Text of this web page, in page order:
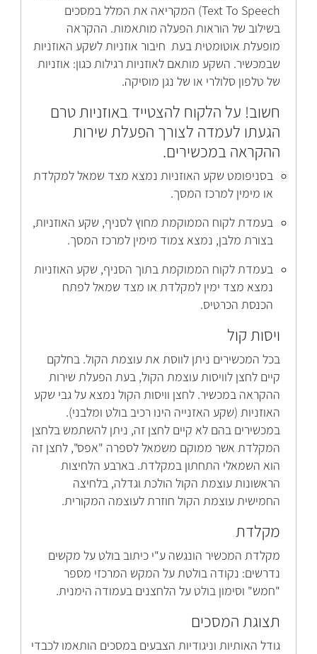
Text To Speech) המקריאה את המלל במסכים
בשילוב של הוראות הפעלה מותאמות. ההקראה
מופעלת אוטומטית בעת חיבור אוזניות לשקע האוזניות
שבמכשיר. השקע מותאם לאוזניות רגילות כגון: אוזניות
של טלפון סלולרי או של נגן מוסיקה.
חשוב! על הלקוח להצטייד באוזניות טרם
הגעתו לעמדה לצורך הפעלת שירות
ההקראה במכשירים.
בסניפומט שקע האוזניות נמצא מצד שמאל למקלדת
או מימין למרכז המסך.
בעמדת לקוח הממוקמת מחוץ לסניף, שקע האוזניות,
בצורת מלבן, נמצא צמוד מימין למרכז המסך.
בעמדת לקוח הממוקמת בתוך הסניף, שקע האוזניות
נמצא מצד ימין למקלדת או מצד שמאל לפתח
הכנסת הכרטיס.
ויסות קול
בכל המכשירים ניתן לווסת את עוצמת הקול. בחלקם
קיים לחצן לוויסות עוצמת הקול, בעת הפעלת שירות
ההקראה במכשיר. לחצן וויסות הקול נמצא על גבי שקע
האוזניות (שקע האזנייה הינו רכיב בולט ומלבני).
במכשירים בהם לא קיים לחצן זה, ניתן להשתמש בלחצן
המקלדת אשר ממוקם משמאל לספרה "אפס", לחצן זה
הוא השמאלי התחתון במקלדת. בארבע הלחיצות
הראשונות עוצמת הקול הולכת וגדלה, בלחיצה
החמישית עוצמת הקול חוזרת לעוצמה המקורית.
מקלדת
מקלדת המכשיר הונגשה ע"י כיתוב בולט על מקשים
נדרשים: נקודה בולטת על המקש המרכזי מספר
"חמש" וסימון בולט על הלחצנים בעמודה הימנית.
תצוגת המסכים
גודל האותיות וניגודיות הצבעים במסכים הותאמו לכבדי